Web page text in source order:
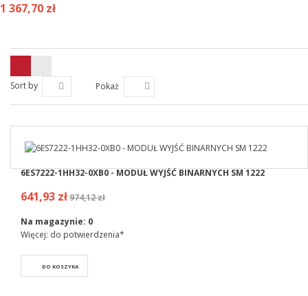
1 367,70 zł
Sort by Pokaż
6ES7222-1HH32-0XB0 - MODUŁ WYJŚĆ BINARNYCH SM 1222
641,93 zł974,12 zł
Na magazynie: 0
Więcej: do potwierdzenia*
DO KOSZYKA